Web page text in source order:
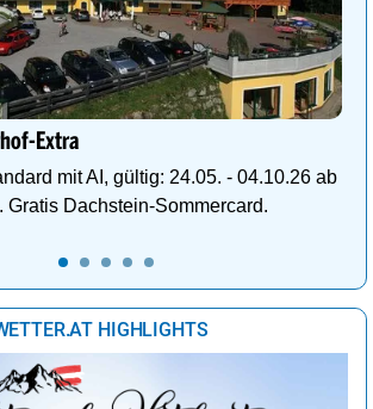
Extra
mit AI, gültig: 24.05. - 04.10.26 ab
Gratis Dachstein-Sommercard.
HIGHLIGHTS